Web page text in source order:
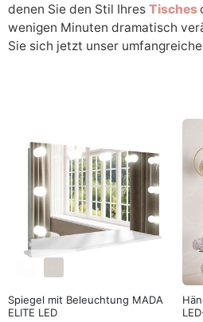
denen Sie den Stil Ihres Tisches
wenigen Minuten dramatisch
Sie sich jetzt unser
Spiegel mit Beleuchtung MADA
ELITE LED